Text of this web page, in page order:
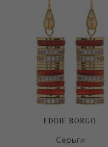
EDDIE BORGO
Серьги